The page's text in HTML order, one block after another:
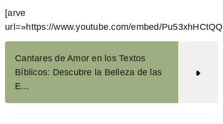
[arve
url=»https://www.youtube.com/embed/
Cantares de Amor en los Textos
Bíblicos: Descubre la Belleza de las
E...